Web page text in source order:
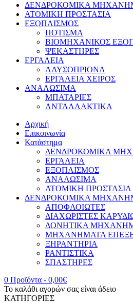
ΔΕΝΔΡΟΚΟΜΙΚΑ
ΑΤΟΜΙΚΗ ΠΡΟΣΤΑΣΙΑ
ΕΞΟΠΛΙΣΜΟΣ
ΠΟΤΙΣΜΑ
ΒΙΟΜΗΧΑΝΙΚΟΣ
ΨΕΚΑΣΤΗΡΕΣ
ΕΡΓΑΛΕΙΑ
ΑΛΥΣΟΠΡΙΟΝΑ
ΕΡΓΑΛΕΙΑ ΧΕΙΡΟΣ
ΑΝΑΛΩΣΙΜΑ
ΜΠΑΤΑΡΙΕΣ
ΑΝΤΑΛΛΑΚΤΙΚΑ
Αρχική
Επικοινωνία
Κατάστημα
ΔΕΝΔΡΟΚΟΜΙΚΑ
ΕΡΓΑΛΕΙΑ
ΕΞΟΠΛΙΣΜΟΣ
ΑΝΑΛΩΣΙΜΑ
ΑΤΟΜΙΚΗ ΠΡΟΣΤΑΣΙΑ
ΔΕΝΔΡΟΚΟΜΙΚΑ
ΑΠΟΦΛΟΙΩΤΕΣ
ΔΙΑΧΩΡΙΣΤΕΣ
ΔΟΝΗΤΙΚΑ
ΜΗΧΑΝΗΜΑΤΑ
ΞΗΡΑΝΤΗΡΙΑ
ΡΑΝΤΙΣΤΙΚΑ
ΣΠΑΣΤΗΡΕΣ
0 Προϊόντα - 0,00€
Το καλάθι αγορών σας είναι άδειο
ΚΑΤΗΓΟΡΙΕΣ